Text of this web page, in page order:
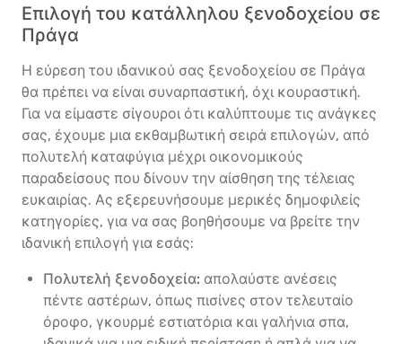
Επιλογή του κατάλληλου ξενοδοχείου σε
Πράγα
Η εύρεση του ιδανικού σας ξενοδοχείου σε Πράγα
θα πρέπει να είναι συναρπαστική, όχι κουραστική.
Για να είμαστε σίγουροι ότι καλύπτουμε τις ανάγκες
σας, έχουμε μια εκθαμβωτική σειρά επιλογών, από
πολυτελή καταφύγια μέχρι οικονομικούς
παραδείσους που δίνουν την αίσθηση της τέλειας
ευκαιρίας. Ας εξερευνήσουμε μερικές δημοφιλείς
κατηγορίες, για να σας βοηθήσουμε να βρείτε την
ιδανική επιλογή για εσάς:
Πολυτελή ξενοδοχεία: απολαύστε ανέσεις
πέντε αστέρων, όπως πισίνες στον τελευταίο
όροφο, γκουρμέ εστιατόρια και γαλήνια σπα,